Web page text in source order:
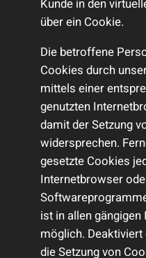
Kunde in den
über ein Cookie.
Die betroffene
Cookies durch
mittels einer
genutzten
damit der Setzung
widersprechen.
gesetzte Cookies
Internetbrowser
ist in allen
möglich.
die Setzung von